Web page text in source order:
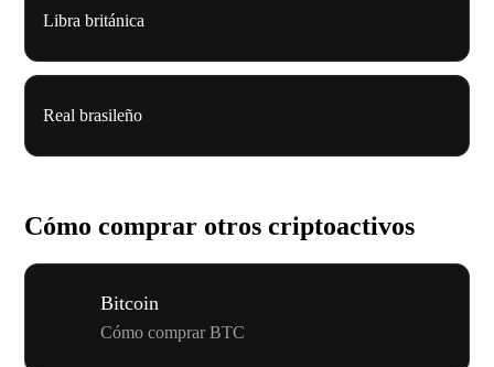
Libra británica
Real brasileño
Cómo comprar otros criptoactivos
Bitcoin
Cómo comprar BTC